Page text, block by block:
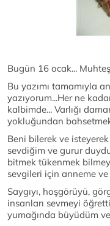
Bugün 16 ocak...
Bu yazımı tamamıyla
yazıyorum...Her ne
kalbimde... Varlığı
yokluğundan
Beni bilerek ve
sevdiğim ve gurur
bitmek tükenmek
sevgileri için anneme
Saygıyı, hoşgörüyü,
insanları sevmeyi
yumağında büyüdüm ve